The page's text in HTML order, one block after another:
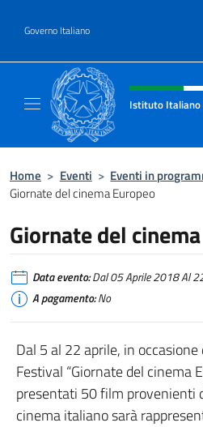
Governo Italiano
Intestazione sito,
Istituto Italiano
Home > Eventi > Eventi in
Giornate del cinema Europeo
Giornate del
Data evento:Dal 05 Aprile 2018 Al
A pagamento:No
Dal 5 al 22 aprile, in
Festival “Giornate del cinema
presentati 50 film provenienti
cinema italiano sarà